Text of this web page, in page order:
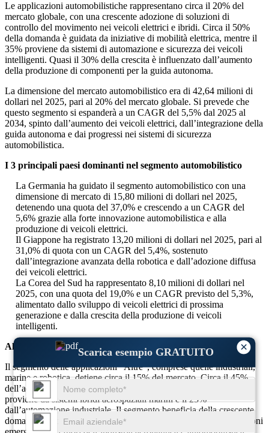
×
Scarica esempio GRATUITO
Le applicazioni automobilistiche rappresentano circa il 20% del
mercato globale, con una crescente adozione di soluzioni di
controllo del movimento nei veicoli elettrici e ibridi. Circa il 50%
della domanda è guidata da iniziative di mobilità elettrica, mentre il
35% proviene da sistemi di automazione e sicurezza dei veicoli
intelligenti. Quasi il 30% della crescita è influenzato dall’aumento
della produzione di componenti per la guida autonoma.
La dimensione del mercato automobilistico era di 42,64 milioni di
dollari nel 2025, pari al 20% del mercato globale. Si prevede che
questo segmento si espanderà a un CAGR del 5,5% dal 2025 al
2034, spinto dall’aumento dei veicoli elettrici, dall’integrazione della
guida autonoma e dai progressi nei sistemi di sicurezza
automobilistica.
I 3 principali paesi dominanti nel segmento automobilistico
La Germania ha guidato il segmento automobilistico con una
dimensione di mercato di 15,80 milioni di dollari nel 2025,
detenendo una quota del 37,0% e crescendo a un CAGR del
5,6% grazie alla forte innovazione automobilistica e alla
produzione di veicoli elettrici.
Il Giappone ha registrato 13,20 milioni di dollari nel 2025, pari al
31,0% di quota con un CAGR del 5,4%, sostenuto
dall’integrazione avanzata della robotica e dall’adozione diffusa
dei veicoli elettrici.
La Corea del Sud ha rappresentato 8,10 milioni di dollari nel
2025, con una quota del 19,0% e un CAGR previsto del 5,3%,
alimentato dallo sviluppo di veicoli elettrici di prossima
generazione e dalla crescita della produzione di veicoli
intelligenti.
Altro
Il segmento delle applicazioni "Altre", comprese quelle industriali,
marine e robotica, detiene circa il 15% del mercato. Circa il 45%
dell’adozione è guidata dall’automazione robotica, mentre il 30%
proviene da sistemi ibridi aerospaziali marini e il 25%
dall’automazione industriale. Il segmento beneficia della crescente
domanda di controllo del movimento di precisione nelle applicazioni